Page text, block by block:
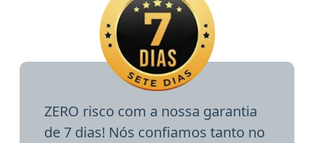
ZERO risco com a nossa garantia
de 7 dias! Nós confiamos tanto no